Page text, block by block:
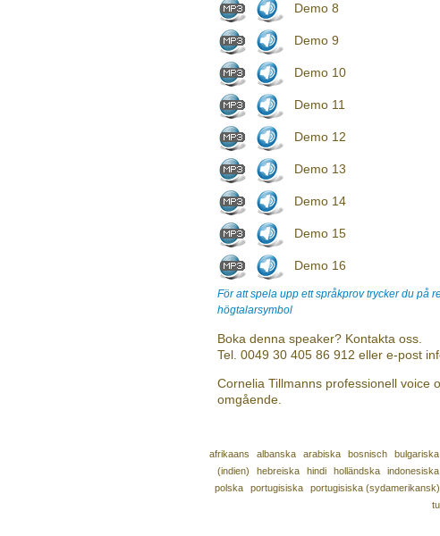
Demo 8
Demo 9
Demo 10
Demo 11
Demo 12
Demo 13
Demo 14
Demo 15
Demo 16
För att spela upp ett språkprov trycker du på
högtalarsymbol
Boka denna speaker? Kontakta oss.
Tel. 0049 30 405 86 912 eller e-post
Cornelia Tillmanns professionell voice
omgående.
afrikaans albanska arabiska bosnisch bulgariska
(indien)
hebreiska hindi holländska indonesiska
polska
portugisiska portugisiska (sydamerikansk)